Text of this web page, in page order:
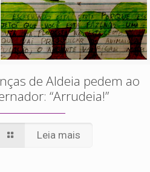
de Aldeia pedem ao
“Arrudeia!”
Leia mais